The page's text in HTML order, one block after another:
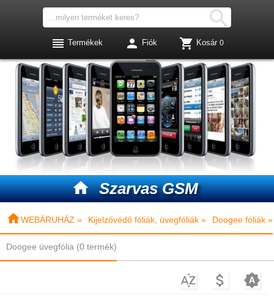
 Szarvas GSM

 Termékek  Fiók  Kosár 0
WEBÁRUHÁZ » Kijelzővédő fóliák, üvegfóliák » Doogee fóliák »
Doogee üvegfólia (0 termék)
  